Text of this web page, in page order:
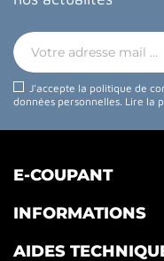
J'accepte la politique de
données personnelles. Lire la
E-COUPANT
INFORMATIONS
AIDES